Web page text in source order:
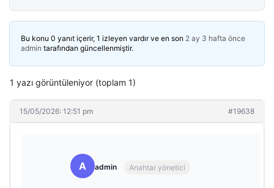
Bu konu 0 yanıt içerir, 1 izleyen vardır ve en son 2 ay 3 hafta önce
admin tarafından güncellenmiştir.
1 yazı görüntüleniyor (toplam 1)
15/05/2026: 12:51 pm #19638
A admin Anahtar yönetici